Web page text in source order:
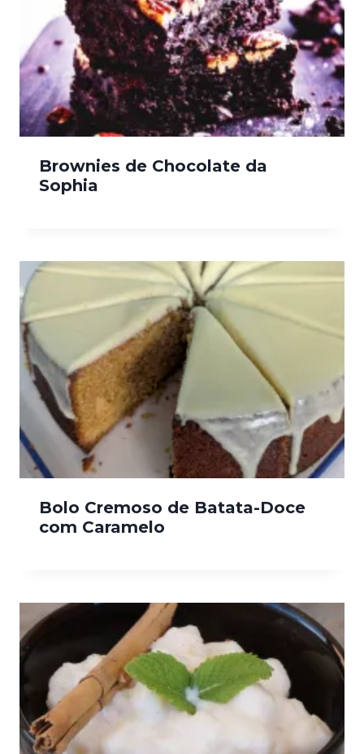
Brownies de Chocolate da
Sophia
Bolo Cremoso de Batata-Doce
com Caramelo